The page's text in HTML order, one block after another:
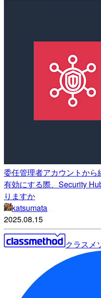
委任管理者アカウントか
有効にする際、Security
りますか
katsumata
2025.08.15
クラスメ